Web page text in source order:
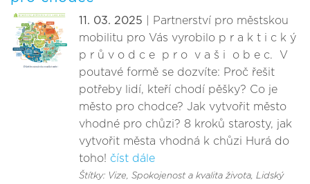
11. 03. 2025 | Partnerství pro městskou
mobilitu pro Vás vyrobilo p r a k t i c k ý
p r ů v o d c e p r o v a š i o b e c. V
poutavé formě se dozvíte: Proč řešit
potřeby lidí, kteří chodí pěšky? Co je
město pro chodce? Jak vytvořit město
vhodné pro chůzi? 8 kroků starosty, jak
vytvořit města vhodná k chůzi Hurá do
toho! číst dále
Štítky: Vize, Spokojenost a kvalita života, Lidský